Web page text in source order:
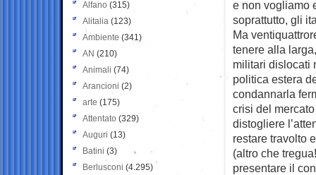
e non vogliamo
soprattutto, gli
Ma
tenere alla
militari dislocati
politica estera
condannarla
crisi del
distogliere
restare travolto
(altro che
presentare il
Alfano (315)
Alitalia (123)
Ambiente (341)
AN (210)
Animali (74)
Arancioni (2)
arte (175)
Attentato (329)
Auguri (13)
Batini (3)
Berlusconi (4.295)